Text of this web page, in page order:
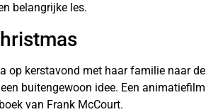
belangrijke les.
op kerstavond met haar familie naar de
buitengewoon idee. Een animatiefilm
van Frank McCourt.